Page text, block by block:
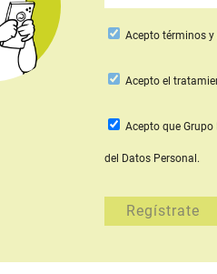
Acepto términos y
Aceptoel
Acepto que Grupo
del Datos Personal.